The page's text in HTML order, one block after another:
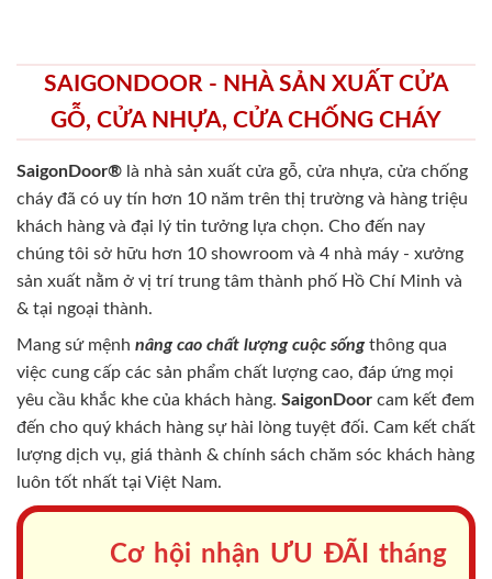
SAIGONDOOR - NHÀ SẢN XUẤT CỬA
GỖ, CỬA NHỰA, CỬA CHỐNG CHÁY
SaigonDoor® là nhà sản xuất cửa gỗ, cửa nhựa, cửa chống
cháy đã có uy tín hơn 10 năm trên thị trường và hàng triệu
khách hàng và đại lý tin tưởng lựa chọn. Cho đến nay
chúng tôi sở hữu hơn 10 showroom và 4 nhà máy - xưởng
sản xuất nằm ở vị trí trung tâm thành phố Hồ Chí Minh và
& tại ngoại thành.
Mang sứ mệnh nâng cao chất lượng cuộc sốngthông qua
việc cung cấp các sản phẩm chất lượng cao, đáp ứng mọi
yêu cầu khắc khe của khách hàng. SaigonDoor cam kết đem
đến cho quý khách hàng sự hài lòng tuyệt đối. Cam kết chất
lượng dịch vụ, giá thành & chính sách chăm sóc khách hàng
luôn tốt nhất tại Việt Nam.
Cơ hội nhận ƯU ĐÃI tháng